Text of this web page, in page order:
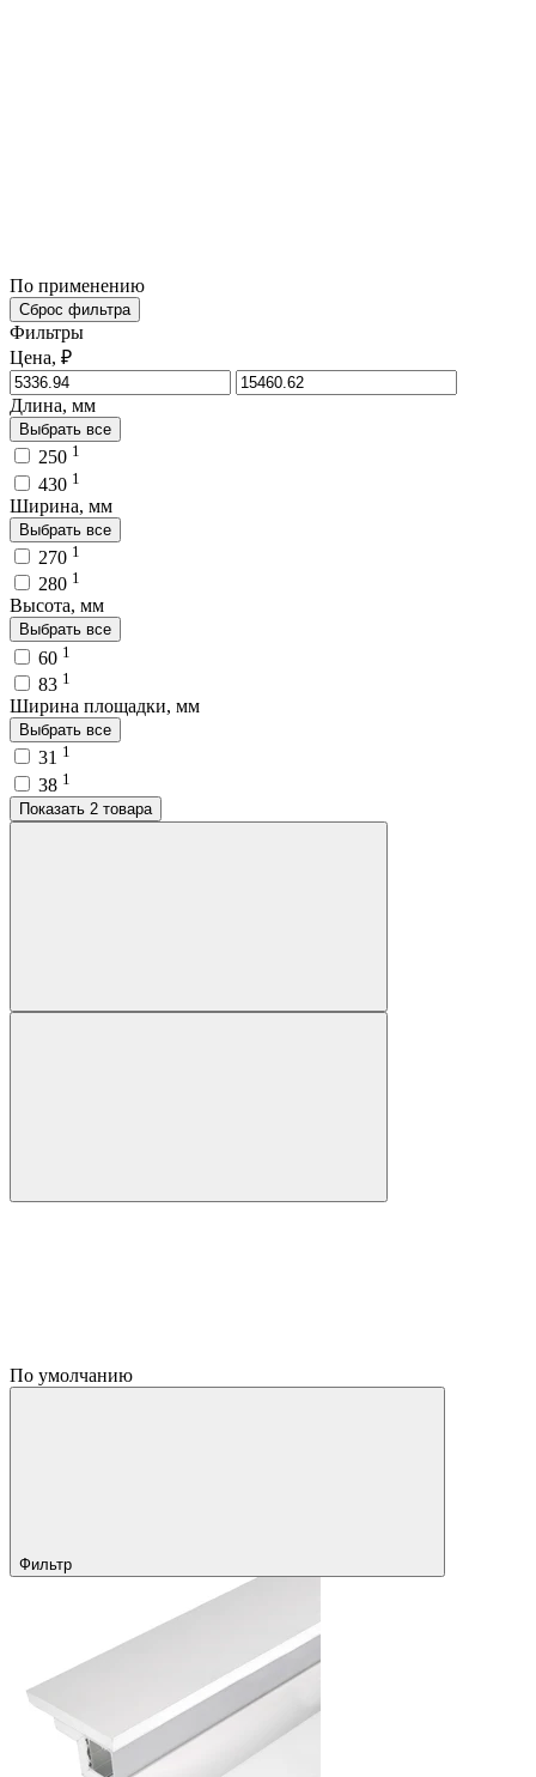
По применению
Сброс фильтра
Фильтры
Цена, ₽
Длина, мм
Выбрать все
250 1
430 1
Ширина, мм
Выбрать все
270 1
280 1
Высота, мм
Выбрать все
60 1
83 1
Ширина площадки, мм
Выбрать все
31 1
38 1
Показать 2 товара
По умолчанию
Фильтр